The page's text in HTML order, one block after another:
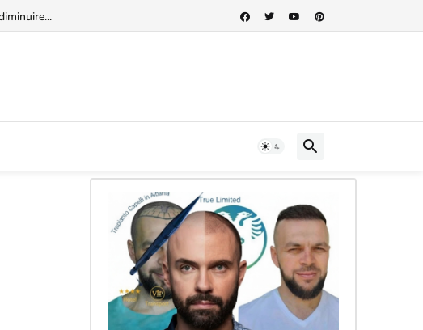
la Serbia nel cuore della storia albanese...